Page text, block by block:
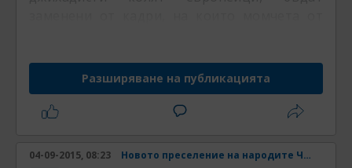
тогава бежанската вълна ще свърши".
Разширяване на публикацията
04-09-2015, 08:23 Новото преселение на народите Част 4